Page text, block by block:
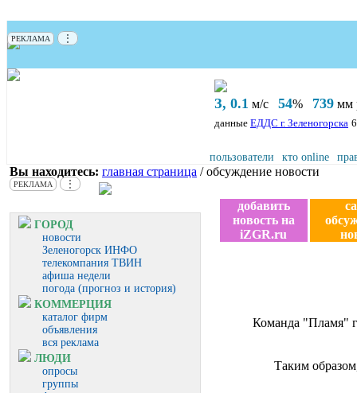
РЕКЛАМА ⋮
З, 0.1 м/с 54% 739 мм
данные ЕДДС г. Зеленогорска
пользователи кто online
Вы находитесь: главная страница / обсуждение новости
РЕКЛАМА ⋮
ГОРОД
новости
Зеленогорск ИНФО
телекомпания ТВИН
афиша недели
погода (прогноз и история)
КОММЕРЦИЯ
каталог фирм
объявления
вся реклама
ЛЮДИ
опросы
группы
добавить
новость на
iZGR.ru
Команда "Пламя"
Таким